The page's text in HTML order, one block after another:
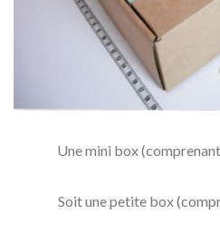
Une mini box
Soit une petite box